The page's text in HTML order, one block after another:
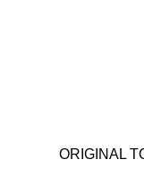
ORIGINAL